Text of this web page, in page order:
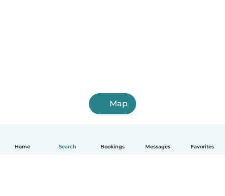
Home Search Bookings Messages Favorites
Map